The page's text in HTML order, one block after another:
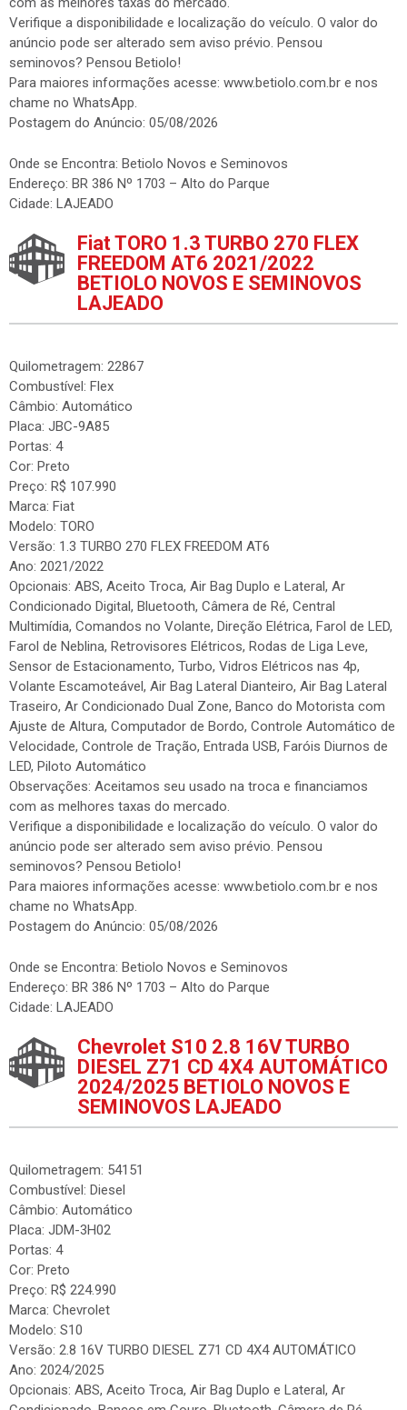
Verifique a disponibilidade e localização do veículo. O valor do
anúncio pode ser alterado sem aviso prévio. Pensou
seminovos? Pensou Betiolo!
Para maiores informações acesse: www.betiolo.com.br e nos
chame no WhatsApp.
Postagem do Anúncio: 05/08/2026
Onde se Encontra: Betiolo Novos e Seminovos
Endereço: BR 386 Nº 1703 – Alto do Parque
Cidade: LAJEADO
Fiat TORO 1.3 TURBO 270 FLEX
FREEDOM AT6 2021/2022
BETIOLO NOVOS E SEMINOVOS
LAJEADO
Quilometragem: 22867
Combustível: Flex
Câmbio: Automático
Placa: JBC-9A85
Portas: 4
Cor: Preto
Preço: R$ 107.990
Marca: Fiat
Modelo: TORO
Versão: 1.3 TURBO 270 FLEX FREEDOM AT6
Ano: 2021/2022
Opcionais: ABS, Aceito Troca, Air Bag Duplo e Lateral, Ar
Condicionado Digital, Bluetooth, Câmera de Ré, Central
Multimídia, Comandos no Volante, Direção Elétrica, Farol de LED,
Farol de Neblina, Retrovisores Elétricos, Rodas de Liga Leve,
Sensor de Estacionamento, Turbo, Vidros Elétricos nas 4p,
Volante Escamoteável, Air Bag Lateral Dianteiro, Air Bag Lateral
Traseiro, Ar Condicionado Dual Zone, Banco do Motorista com
Ajuste de Altura, Computador de Bordo, Controle Automático de
Velocidade, Controle de Tração, Entrada USB, Faróis Diurnos de
LED, Piloto Automático
Observações: Aceitamos seu usado na troca e financiamos
com as melhores taxas do mercado.
Verifique a disponibilidade e localização do veículo. O valor do
anúncio pode ser alterado sem aviso prévio. Pensou
seminovos? Pensou Betiolo!
Para maiores informações acesse: www.betiolo.com.br e nos
chame no WhatsApp.
Postagem do Anúncio: 05/08/2026
Onde se Encontra: Betiolo Novos e Seminovos
Endereço: BR 386 Nº 1703 – Alto do Parque
Cidade: LAJEADO
Chevrolet S10 2.8 16V TURBO
DIESEL Z71 CD 4X4 AUTOMÁTICO
2024/2025 BETIOLO NOVOS E
SEMINOVOS LAJEADO
Quilometragem: 54151
Combustível: Diesel
Câmbio: Automático
Placa: JDM-3H02
Portas: 4
Cor: Preto
Preço: R$ 224.990
Marca: Chevrolet
Modelo: S10
Versão: 2.8 16V TURBO DIESEL Z71 CD 4X4 AUTOMÁTICO
Ano: 2024/2025
Opcionais: ABS, Aceito Troca, Air Bag Duplo e Lateral, Ar